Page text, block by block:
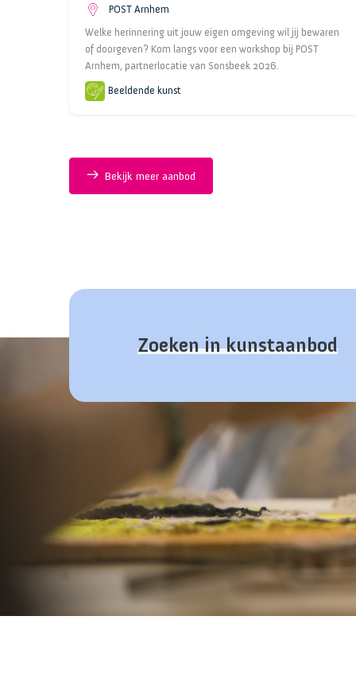
POST Arnhem
Welke herinnering uit jouw eigen omgeving wil jij bewaren
of doorgeven? Kom langs voor een workshop bij POST
Arnhem, partnerlocatie van Sonsbeek 2026.
Beeldende kunst
Bekijk meer aanbod
Zoeken in kunstaanbod